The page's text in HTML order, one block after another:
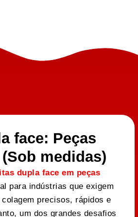
face: Peças
medidas)
dupla face em peças
para indústrias que exigem
precisos, rápidos e
um dos grandes desafios